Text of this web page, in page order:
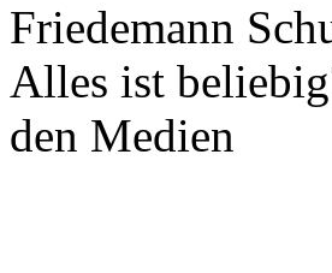
Friedemann
Alles ist
den Medien